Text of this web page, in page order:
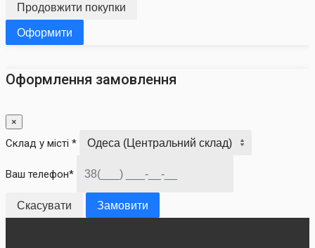
Продовжити покупки
Оформити
Оформлення замовлення
×
Склад у місті *
Ваш телефон*
Скасувати Замовити